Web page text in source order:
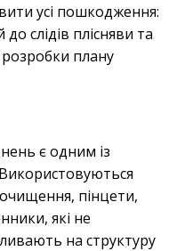
усі пошкодження:
слідів плісняви та
плану
є одним із
пінцети,
які не
на структуру